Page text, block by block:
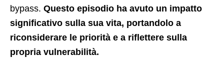
bypass. Questo episodio ha avuto un impatto
significativo sulla sua vita, portandolo a
riconsiderare le priorità e a riflettere sulla
propria vulnerabilità.